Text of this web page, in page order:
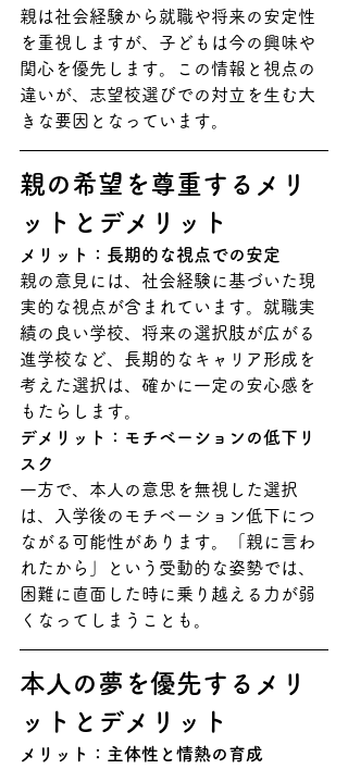
親は社会経験から就職や将来の安定性
を重視しますが、子どもは今の興味や
関心を優先します。この情報と視点の
違いが、志望校選びでの対立を生む大
きな要因となっています。
親の希望を尊重するメリ
ットとデメリット
メリット：長期的な視点での安定
親の意見には、社会経験に基づいた現
実的な視点が含まれています。就職実
績の良い学校、将来の選択肢が広がる
進学校など、長期的なキャリア形成を
考えた選択は、確かに一定の安心感を
もたらします。
デメリット：モチベーションの低下リ
スク
一方で、本人の意思を無視した選択
は、入学後のモチベーション低下につ
ながる可能性があります。「親に言わ
れたから」という受動的な姿勢では、
困難に直面した時に乗り越える力が弱
くなってしまうことも。
本人の夢を優先するメリ
ットとデメリット
メリット：主体性と情熱の育成